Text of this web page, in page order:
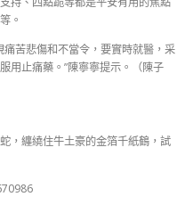
。
苦悲傷和不當令，要實時就醫，采
用止痛藥。”陳寧寧提示。（陳子
，纏繞住牛土豪的金箔千紙鶴，試